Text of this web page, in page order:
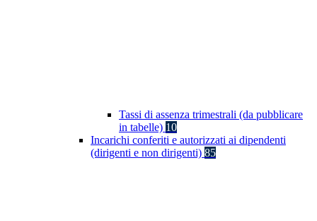
Tassi di assenza trimestrali (da pubblicare
in tabelle) 10
Incarichi conferiti e autorizzati ai dipendenti
(dirigenti e non dirigenti) 85